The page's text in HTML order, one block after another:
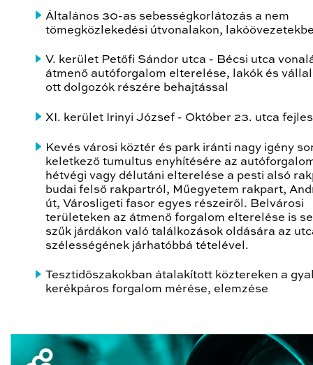
Általános 30-as sebességkorlátozás a nem
tömegközlekedési útvonalakon,
V. kerület Petőfi Sándor utca - Bécsi utca
átmenő autóforgalom elterelése, lakók és
ott dolgozók részére behajtással
XI. kerület Irinyi József - Október 23. utca
Kevés városi köztér és park iránti nagy igény
keletkező tumultus enyhítésére az
hétvégi vagy délutáni elterelése a pesti alsó
budai felső rakpartról, Műegyetem rakpart,
út, Városligeti fasor egyes részeiről. Belvárosi
területeken az átmenő forgalom elterelése is
szűk járdákon való találkozások oldására az
szélességének járhatóbbá tételével.
Tesztidőszakokban átalakított köztereken a
kerékpáros forgalom mérése, elemzése